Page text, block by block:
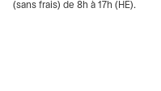
(sans frais) de 8h à 17h (HE).